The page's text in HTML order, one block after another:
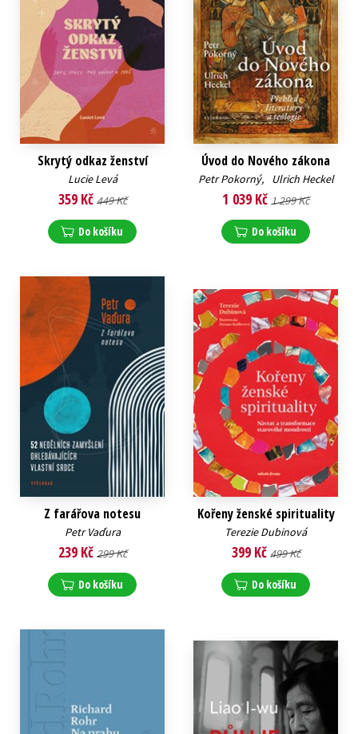
Skrytý odkaz ženství
Lucie Levá
359 Kč 449 Kč
Do košíku
Úvod do Nového zákona
Petr Pokorný, Ulrich Heckel
1 039 Kč 1 299 Kč
Do košíku
Z farářova notesu
Petr Vaďura
239 Kč 299 Kč
Do košíku
Kořeny ženské spirituality
Terezie Dubinová
399 Kč 499 Kč
Do košíku